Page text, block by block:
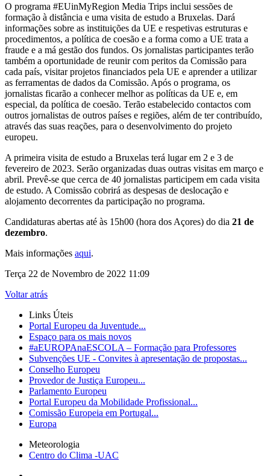
O programa #EUinMyRegion Media Trips inclui sessões de
formação à distância e uma visita de estudo a Bruxelas. Dará
informações sobre as instituições da UE e respetivas estruturas e
procedimentos, a política de coesão e a forma como a UE trata a
fraude e a má gestão dos fundos. Os jornalistas participantes terão
também a oportunidade de reunir com peritos da Comissão para
cada país, visitar projetos financiados pela UE e aprender a utilizar
as ferramentas de dados da Comissão. Após o programa, os
jornalistas ficarão a conhecer melhor as políticas da UE e, em
especial, da política de coesão. Terão estabelecido contactos com
outros jornalistas de outros países e regiões, além de ter contribuído,
através das suas reações, para o desenvolvimento do projeto
europeu.
A primeira visita de estudo a Bruxelas terá lugar em 2 e 3 de
fevereiro de 2023. Serão organizadas duas outras visitas em março e
abril. Prevê-se que cerca de 40 jornalistas participem em cada visita
de estudo. A Comissão cobrirá as despesas de deslocação e
alojamento decorrentes da participação no programa.
Candidaturas abertas até às 15h00 (hora dos Açores) do dia 21 de
dezembro.
Mais informações aqui.
Terça 22 de Novembro de 2022 11:09
Voltar atrás
Links Úteis
Portal Europeu da Juventude...
Espaço para os mais novos
#aEUROPAnaESCOLA – Formação para Professores
Subvenções UE - Convites à apresentação de propostas...
Conselho Europeu
Provedor de Justiça Europeu...
Parlamento Europeu
Portal Europeu da Mobilidade Profissional...
Comissão Europeia em Portugal...
Europa
Meteorologia
Centro do Clima -UAC